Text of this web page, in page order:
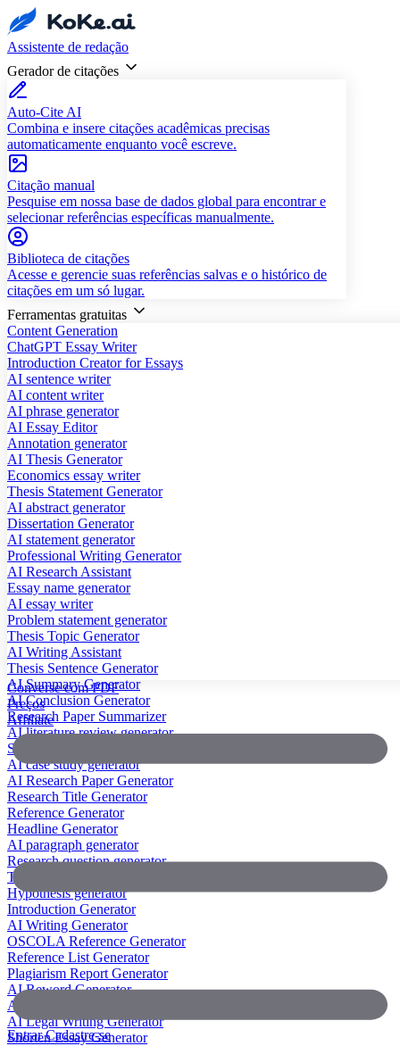
Assistente de redação
Gerador de citações
Auto-Cite AI
Combina e insere citações acadêmicas precisas
automaticamente enquanto você escreve.
Citação manual
Pesquise em nossa base de dados global para encontrar e
selecionar referências específicas manualmente.
Biblioteca de citações
Acesse e gerencie suas referências salvas e o histórico de
citações em um só lugar.
Ferramentas gratuitas
Content Generation
ChatGPT Essay Writer
Introduction Creator for Essays
AI sentence writer
AI content writer
AI phrase generator
AI Essay Editor
Annotation generator
AI Thesis Generator
Economics essay writer
Thesis Statement Generator
AI abstract generator
Dissertation Generator
AI statement generator
Professional Writing Generator
AI Research Assistant
Essay name generator
AI essay writer
Problem statement generator
Thesis Topic Generator
AI Writing Assistant
Thesis Sentence Generator
AI Summary Generator
AI Conclusion Generator
Research Paper Summarizer
AI literature review generator
Scientific Paper Summarizer
AI case study generator
AI Research Paper Generator
Research Title Generator
Reference Generator
Headline Generator
AI paragraph generator
Research question generator
Thesis paragraph generator
Hypothesis generator
Introduction Generator
AI Writing Generator
OSCOLA Reference Generator
Reference List Generator
Plagiarism Report Generator
AI Reword Generator
AI Bullet Point Generator
AI Legal Writing Generator
Shorten Essay Generator
Converse com PDF
Preços
Affiliate
EntrarCadastre-se